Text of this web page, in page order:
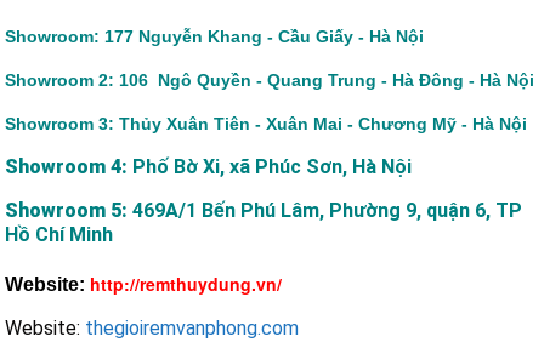
Showroom: 177 Nguyễn Khang - Cầu Giấy - Hà Nội
Showroom 2: 106 Ngô Quyền - Quang Trung - Hà Đông - Hà Nội
Showroom 3: Thủy Xuân Tiên - Xuân Mai - Chương Mỹ - Hà Nội
Showroom 4: Phố Bờ Xi, xã Phúc Sơn, Hà Nội
Showroom 5: 469A/1 Bến Phú Lâm, Phường 9, quận 6, TP
Hồ Chí Minh
Website: http://remthuydung.vn/
Website: thegioiremvanphong.com